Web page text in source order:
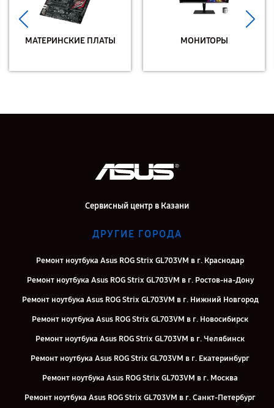
МАТЕРИНСКИЕ ПЛАТЫ МОНИТОРЫ
Сервисный центр в Казани
ДРУГИЕ ГОРОДА
Ремонт ноутбука Asus ROG Strix GL703VM в г. Краснодар
Ремонт ноутбука Asus ROG Strix GL703VM в г. Ростов-на-Дону
Ремонт ноутбука Asus ROG Strix GL703VM в г. Нижний Новгород
Ремонт ноутбука Asus ROG Strix GL703VM в г. Новосибирск
Ремонт ноутбука Asus ROG Strix GL703VM в г. Челябинск
Ремонт ноутбука Asus ROG Strix GL703VM в г. Екатеринбург
Ремонт ноутбука Asus ROG Strix GL703VM в г. Москва
Ремонт ноутбука Asus ROG Strix GL703VM в г. Санкт-Петербург